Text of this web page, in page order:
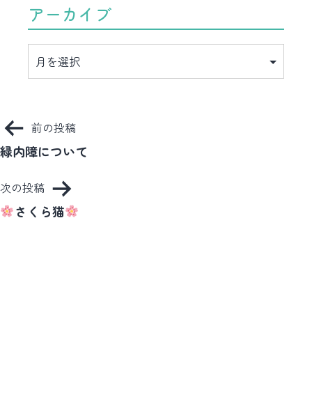
アーカイブ
イ
投
稿
ビ
ゲ
前の投稿
緑内障について
次の投稿
さくら猫